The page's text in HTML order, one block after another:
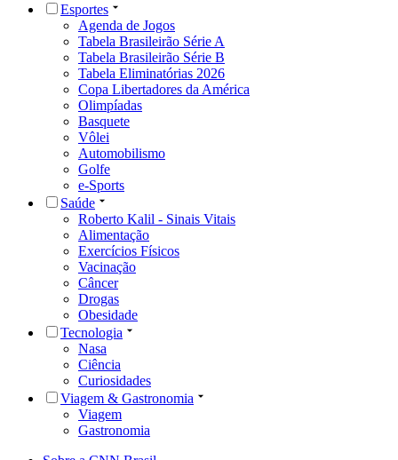
Esportes
Agenda de Jogos
Tabela Brasileirão Série A
Tabela Brasileirão Série B
Tabela Eliminatórias 2026
Copa Libertadores da América
Olimpíadas
Basquete
Vôlei
Automobilismo
Golfe
e-Sports
Saúde
Roberto Kalil - Sinais Vitais
Alimentação
Exercícios Físicos
Vacinação
Câncer
Drogas
Obesidade
Tecnologia
Nasa
Ciência
Curiosidades
Viagem & Gastronomia
Viagem
Gastronomia